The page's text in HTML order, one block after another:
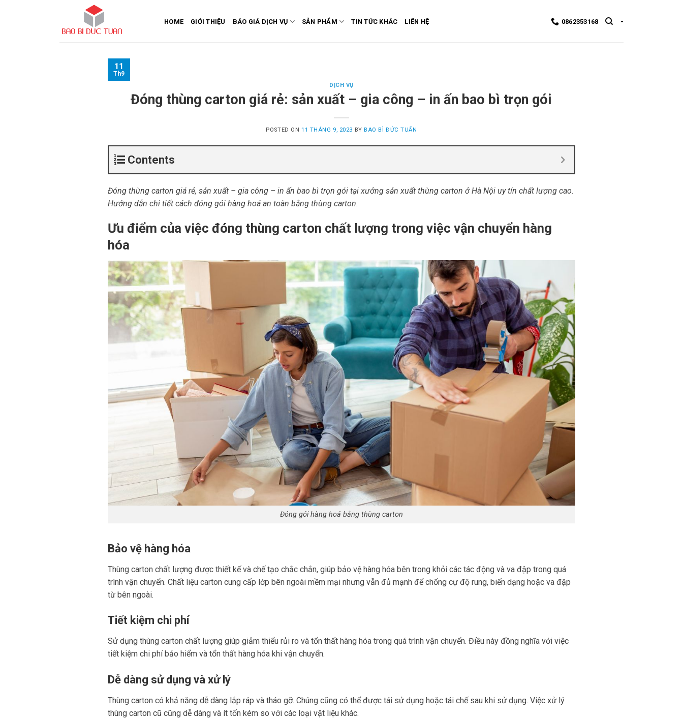
HOME GIỚI THIỆU BÁO GIÁ DỊCH VỤ SẢN PHẨM TIN TỨC KHÁC LIÊN HỆ 0862353168 -
11
Th9
DỊCH VỤ
Đóng thùng carton giá rẻ: sản xuất – gia công – in ấn bao bì trọn gói
POSTED ON 11 THÁNG 9, 2023 BYBAO BÌ ĐỨC TUẤN
Contents
Đóng thùng carton giá rẻ, sản xuất – gia công – in ấn bao bì trọn gói tại xưởng sản xuất thùng carton ở Hà Nội uy tín chất lượng cao.
Hướng dẫn chi tiết cách đóng gói hàng hoá an toàn bằng thùng carton.
Ưu điểm của việc đóng thùng carton chất lượng trong việc vận chuyển hàng
hóa
Đóng gói hàng hoá bằng thùng carton
Bảo vệ hàng hóa
Thùng carton chất lượng được thiết kế và chế tạo chắc chắn, giúp bảo vệ hàng hóa bên trong khỏi các tác động và va đập trong quá
trình vận chuyển. Chất liệu carton cung cấp lớp bên ngoài mềm mại nhưng vẫn đủ mạnh để chống cự độ rung, biến dạng hoặc va đập
từ bên ngoài.
Tiết kiệm chi phí
Sử dụng thùng carton chất lượng giúp giảm thiểu rủi ro và tổn thất hàng hóa trong quá trình vận chuyển. Điều này đồng nghĩa với việc
tiết kiệm chi phí bảo hiểm và tổn thất hàng hóa khi vận chuyển.
Dễ dàng sử dụng và xử lý
Thùng carton có khả năng dễ dàng lắp ráp và tháo gỡ. Chúng cũng có thể được tái sử dụng hoặc tái chế sau khi sử dụng. Việc xử lý
thùng carton cũ cũng dễ dàng và ít tốn kém so với các loại vật liệu khác.